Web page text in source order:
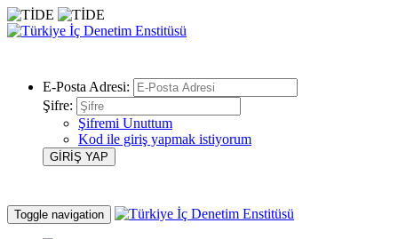
E-Posta Adresi:
Şifre:
Şifremi Unuttum
Kod ile giriş yapmak istiyorum
Toggle navigation